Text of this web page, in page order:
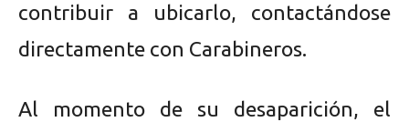
contribuir a ubicarlo, contactándose
directamente con Carabineros.
Al momento de su desaparición, el